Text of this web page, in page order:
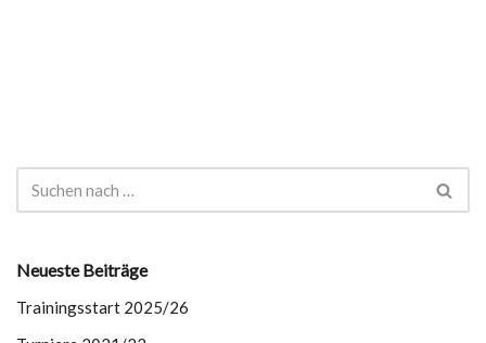
Neueste Beiträge
Trainingsstart 2025/26